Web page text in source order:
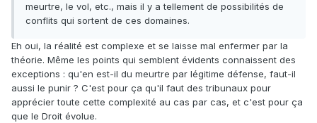
meurtre, le vol, etc., mais il y a tellement de possibilités de
conflits qui sortent de ces domaines.
Eh oui, la réalité est complexe et se laisse mal enfermer par la
théorie. Même les points qui semblent évidents connaissent des
exceptions : qu'en est-il du meurtre par légitime défense, faut-il
aussi le punir ? C'est pour ça qu'il faut des tribunaux pour
apprécier toute cette complexité au cas par cas, et c'est pour ça
que le Droit évolue.